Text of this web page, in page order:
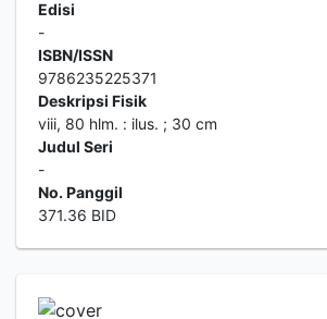
Edisi
-
ISBN/ISSN
9786235225371
Deskripsi Fisik
viii, 80 hlm. : ilus. ; 30 cm
Judul Seri
-
No. Panggil
371.36 BID